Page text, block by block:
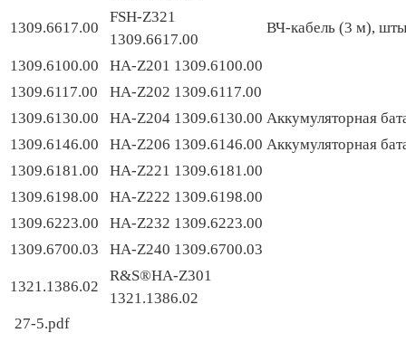
1309.6617.00
FSH-Z321
1309.6617.00
ВЧ-кабель (3 м),
1309.6100.00
HA-Z201 1309.6100.00
1309.6117.00
HA-Z202 1309.6117.00
1309.6130.00
HA-Z204 1309.6130.00 Аккумуляторная
1309.6146.00
HA-Z206 1309.6146.00 Аккумуляторная
1309.6181.00
HA-Z221 1309.6181.00
1309.6198.00
HA-Z222 1309.6198.00
1309.6223.00
HA-Z232 1309.6223.00
1309.6700.03
HA-Z240 1309.6700.03
1321.1386.02
R&S®HA-Z301
1321.1386.02
27-5.pdf